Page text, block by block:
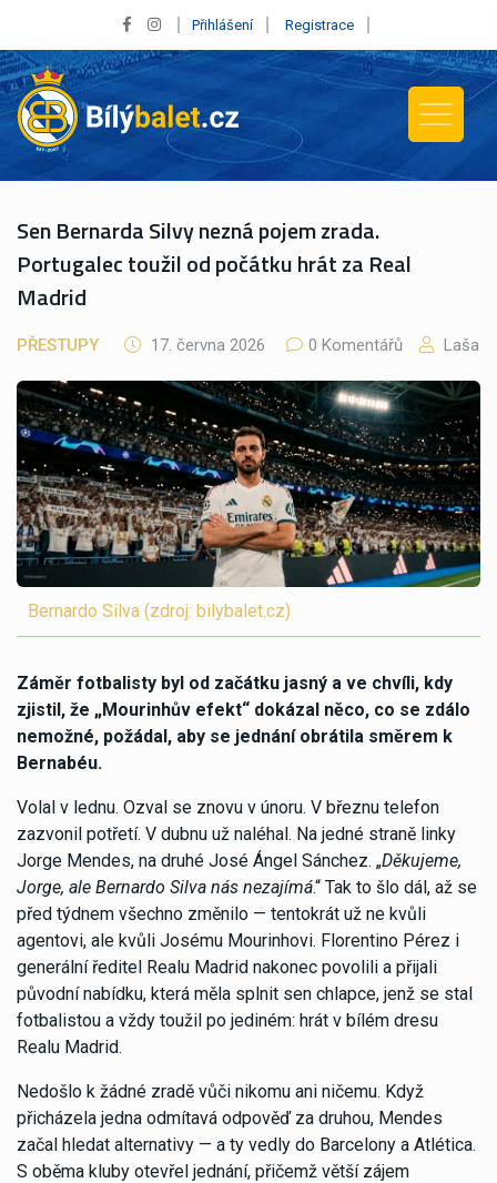
Přihlášení Registrace
Sen Bernarda Silvy nezná pojem zrada.
Portugalec toužil od počátku hrát za Real
Madrid
PŘESTUPY 17. června 2026 0 Komentářů Laša
Bernardo Silva (zdroj: bilybalet.cz)
Záměr fotbalisty byl od začátku jasný a ve chvíli, kdy
zjistil, že „Mourinhův efekt“ dokázal něco, co se zdálo
nemožné, požádal, aby se jednání obrátila směrem k
Bernabéu.
Volal v lednu. Ozval se znovu v únoru. V březnu telefon
zazvonil potřetí. V dubnu už naléhal. Na jedné straně linky
Jorge Mendes, na druhé José Ángel Sánchez. „Děkujeme,
Jorge, ale Bernardo Silva nás nezajímá.“ Tak to šlo dál, až se
před týdnem všechno změnilo — tentokrát už ne kvůli
agentovi, ale kvůli Josému Mourinhovi. Florentino Pérez i
generální ředitel Realu Madrid nakonec povolili a přijali
původní nabídku, která měla splnit sen chlapce, jenž se stal
fotbalistou a vždy toužil po jediném: hrát v bílém dresu
Realu Madrid.
Nedošlo k žádné zradě vůči nikomu ani ničemu. Když
přicházela jedna odmítavá odpověď za druhou, Mendes
začal hledat alternativy — a ty vedly do Barcelony a Atlética.
S oběma kluby otevřel jednání, přičemž větší zájem